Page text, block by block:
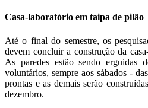
Casa-laboratório em taipa de pilão
Até o final do semestre, os
devem concluir a construção da
As paredes estão sendo erguidas
voluntários, sempre aos sábados -
prontas e as demais serão
dezembro.